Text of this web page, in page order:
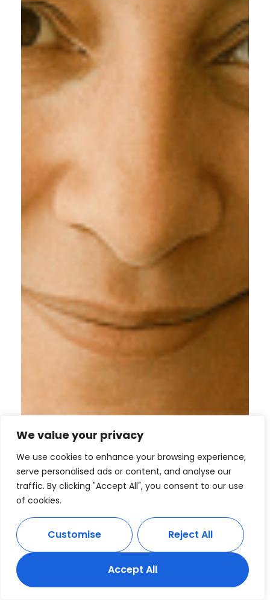
We value your privacy
We use cookies to enhance your browsing experience,
serve personalised ads or content, and analyse our
traffic. By clicking "Accept All", you consent to our use
of cookies.
Customise Reject All
Accept All